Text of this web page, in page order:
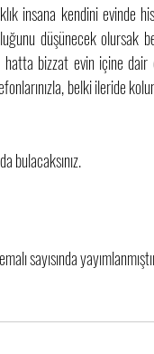
insana kendini
düşünecek olursak
bizzat evin içine dair
belki ileride
bulacaksınız.
sayısında